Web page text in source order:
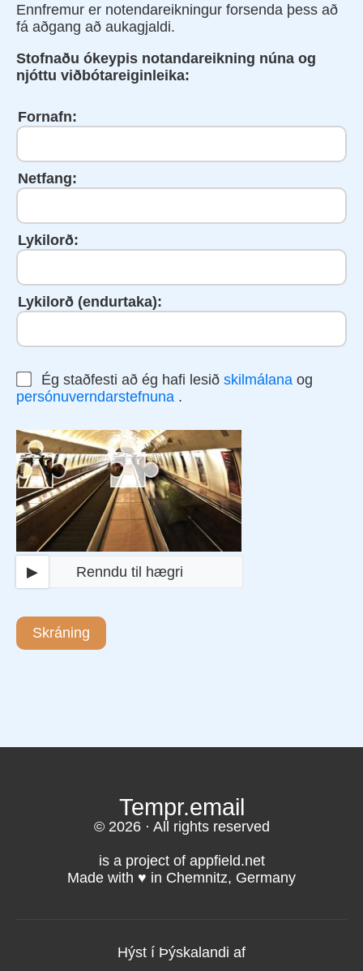
Ennfremur er notendareikningur forsenda þess að
fá aðgang að aukagjaldi.
Stofnaðu ókeypis notandareikning núna og
njóttu viðbótareiginleika:
Fornafn:
Netfang:
Lykilorð:
Lykilorð (endurtaka):
Ég staðfesti að ég hafi lesið skilmálana og
persónuverndarstefnuna .
▶ Renndu til hægri
Skráning
Tempr.email
© 2026 · All rights reserved
is a project of appfield.net
Made with ♥️ in Chemnitz, Germany
Hýst í Þýskalandi af